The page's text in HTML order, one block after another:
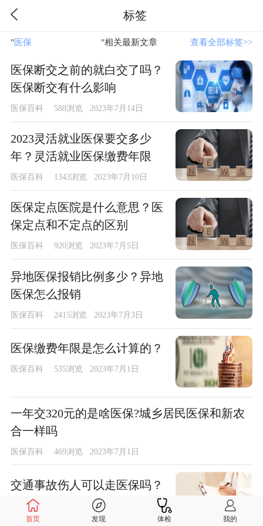
标签
"医保 "相关最新文章 查看全部标签>>
医保断交之前的就白交了吗？
医保断交有什么影响
医保百科 588浏览 2023年7月14日
2023灵活就业医保要交多少
年？灵活就业医保缴费年限
医保百科 1343浏览 2023年7月10日
医保定点医院是什么意思？医
保定点和不定点的区别
医保百科 920浏览 2023年7月5日
异地医保报销比例多少？异地
医保怎么报销
医保百科 2415浏览 2023年7月3日
医保缴费年限是怎么计算的？
医保百科 535浏览 2023年7月1日
一年交320元的是啥医保?城乡居民医保和新农
合一样吗
医保百科 469浏览 2023年7月1日
交通事故伤人可以走医保吗？
医保百科 427浏览 2023年7月1日
首页 发现 体检 我的